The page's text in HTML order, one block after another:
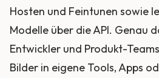
Hosten und Feintunen sowie
Modelle über die API. Genau
Entwickler und Produkt-
Bilder in eigene Tools, Apps